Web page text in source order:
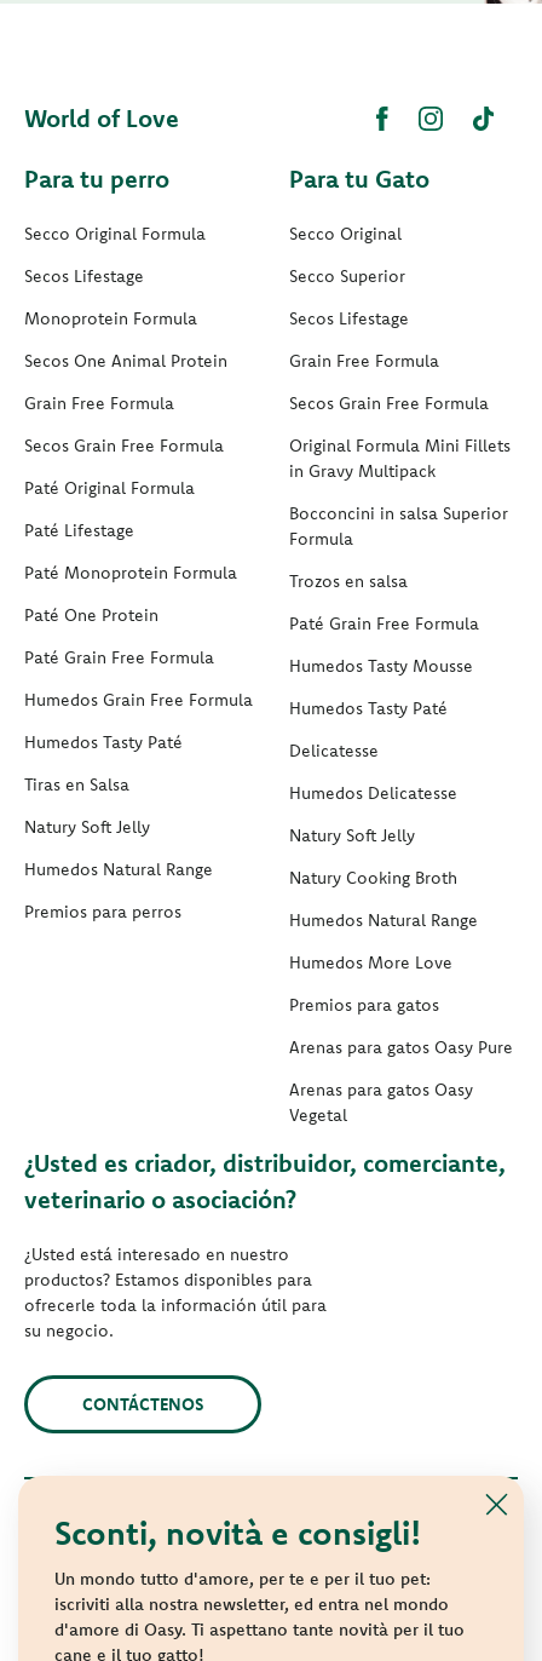
Sconti, novità e consigli!
Un mondo tutto d'amore, per te e per il tuo pet:
iscriviti alla nostra newsletter, ed entra nel mondo
d'amore di Oasy. Ti aspettano tante novità per il tuo
cane e il tuo gatto!
World of Love
Para tu perro
Secco Original Formula
Secos Lifestage
Monoprotein Formula
Secos One Animal Protein
Grain Free Formula
Secos Grain Free Formula
Paté Original Formula
Paté Lifestage
Paté Monoprotein Formula
Paté One Protein
Paté Grain Free Formula
Humedos Grain Free Formula
Humedos Tasty Paté
Tiras en Salsa
Natury Soft Jelly
Humedos Natural Range
Premios para perros
Para tu Gato
Secco Original
Secco Superior
Secos Lifestage
Grain Free Formula
Secos Grain Free Formula
Original Formula Mini Fillets
in Gravy Multipack
Bocconcini in salsa Superior
Formula
Trozos en salsa
Paté Grain Free Formula
Humedos Tasty Mousse
Humedos Tasty Paté
Delicatesse
Humedos Delicatesse
Natury Soft Jelly
Natury Cooking Broth
Humedos Natural Range
Humedos More Love
Premios para gatos
Arenas para gatos Oasy Pure
Arenas para gatos Oasy
Vegetal
¿Usted es criador, distribuidor, comerciante,
veterinario o asociación?
¿Usted está interesado en nuestro
productos? Estamos disponibles para
ofrecerle toda la información útil para
su negocio.
CONTÁCTENOS
© 2021 Oasy. Todos los derechos reservados.
Wonderfood S.p.A. Strada dei Censiti, 2 - 47891 Repubblica di
San Marino - C.o.E. SM 04018
Privacy policy-Cookie policy-Sitemap